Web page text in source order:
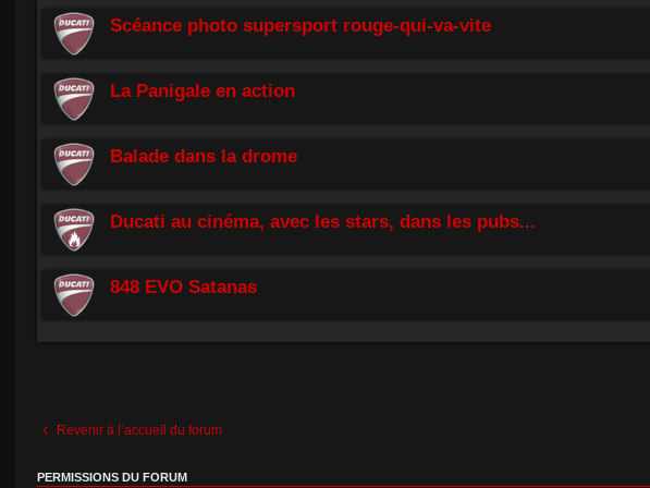
Scéance photo supersport rouge-qui-va-vite
La Panigale en action
Balade dans la drome
Ducati au cinéma, avec les stars, dans les pubs...
848 EVO Satanas
Revenir à l’accueil du forum
PERMISSIONS DU FORUM